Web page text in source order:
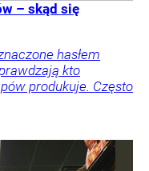
– skąd się
hasłem
kto
produkuje. Często